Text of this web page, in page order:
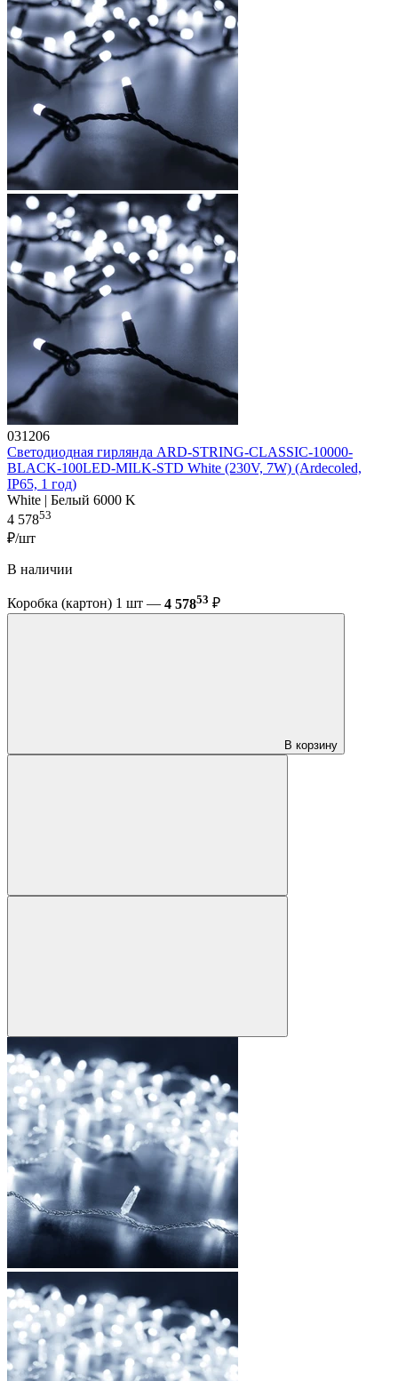
031206
Светодиодная гирлянда ARD-STRING-CLASSIC-10000-
BLACK-100LED-MILK-STD White (230V, 7W) (Ardecoled,
IP65, 1 год)
White | Белый 6000 K
4 57853
₽/шт
В наличии
Коробка (картон) 1 шт — 4 57853 ₽
В корзину